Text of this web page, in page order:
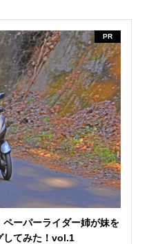
PR
ペーパーライダー姉が妹を
してみた！vol.1